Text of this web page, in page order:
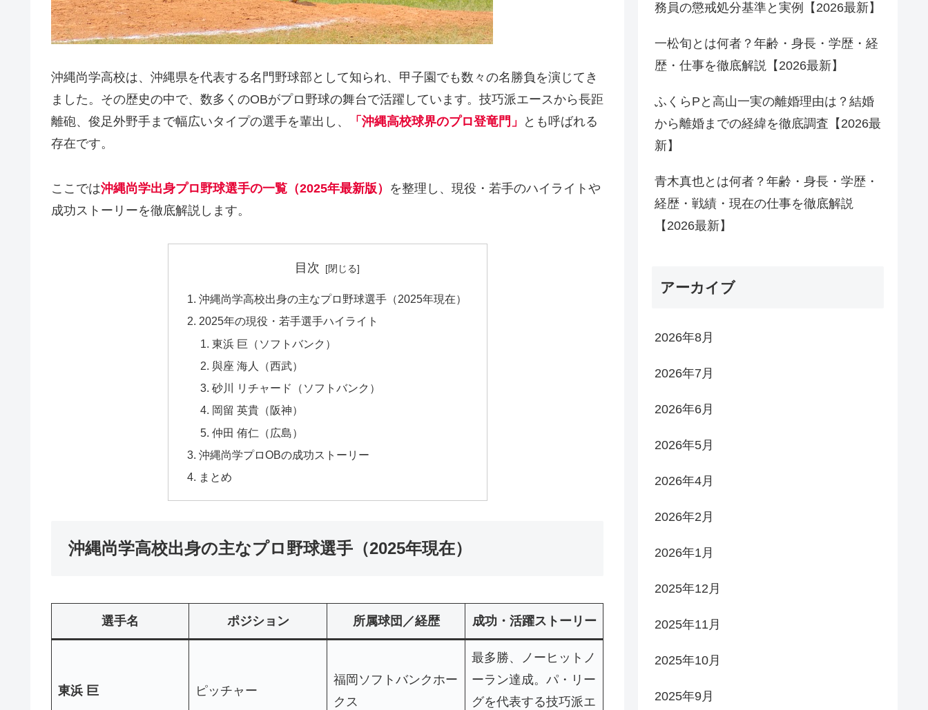
沖縄尚学高校は、沖縄県を代表する名門野球部として知られ、甲子園でも数々の名勝負を演じてき
ました。その歴史の中で、数多くのOBがプロ野球の舞台で活躍しています。技巧派エースから長距
離砲、俊足外野手まで幅広いタイプの選手を輩出し、
「沖縄高校球界のプロ登竜門」
とも呼ばれる
存在です。
ここでは沖縄尚学出身プロ野球選手の一覧（2025年最新版） を整理し、現役・若手のハイライトや
成功ストーリーを徹底解説します。
目次
沖縄尚学高校出身の主なプロ野球選手（2025年現在）
2025年の現役・若手選手ハイライト
東浜 巨（ソフトバンク）
與座 海人（西武）
砂川 リチャード（ソフトバンク）
岡留 英貴（阪神）
仲田 侑仁（広島）
沖縄尚学プロOBの成功ストーリー
まとめ
沖縄尚学高校出身の主なプロ野球選手（2025年現在）
選手名 ポジション 所属球団／経歴 成功・活躍ストーリー
東浜 巨 ピッチャー
福岡ソフトバンクホー
クス
最多勝、ノーヒットノ
ーラン達成。パ・リー
グを代表する技巧派エ
務員の懲戒処分基準と実例【2026最新】
一松旬とは何者？年齢・身長・学歴・経
歴・仕事を徹底解説【2026最新】
ふくらPと高山一実の離婚理由は？結婚
から離婚までの経緯を徹底調査【2026最
新】
青木真也とは何者？年齢・身長・学歴・
経歴・戦績・現在の仕事を徹底解説
【2026最新】
アーカイブ
2026年8月
2026年7月
2026年6月
2026年5月
2026年4月
2026年2月
2026年1月
2025年12月
2025年11月
2025年10月
2025年9月